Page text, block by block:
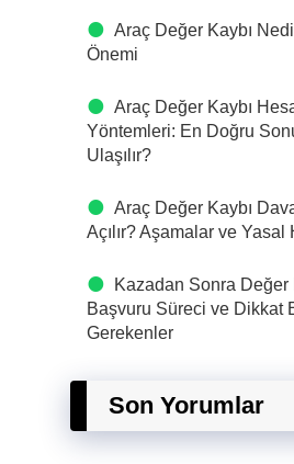
Araç Değer Kaybı
Önemi
Araç Değer Kaybı
Yöntemleri: En Doğru
Ulaşılır?
Araç Değer Kaybı
Açılır? Aşamalar ve Yasal
Kazadan Sonra Değer
Başvuru Süreci ve Dikkat
Gerekenler
Son Yorumlar